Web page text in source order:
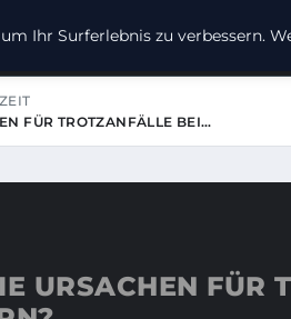
FUER-DIE-
FÜR TROTZANFÄLLE BEI…
URSACHEN FÜR
Ihr Surferlebnis zu verbessern.